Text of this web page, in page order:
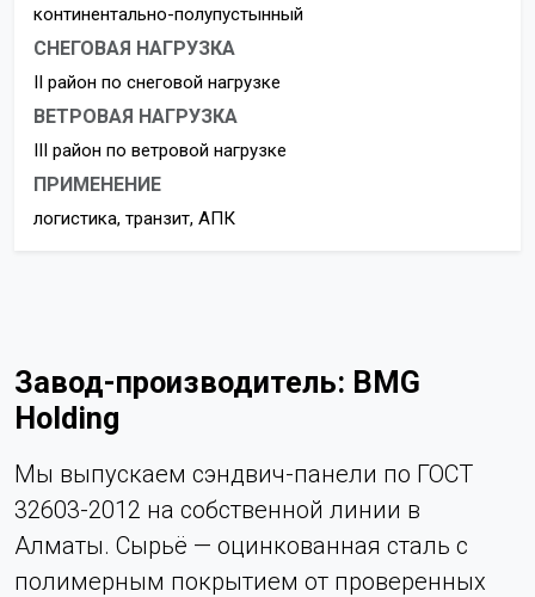
континентально-полупустынный
СНЕГОВАЯ НАГРУЗКА
II район по снеговой нагрузке
ВЕТРОВАЯ НАГРУЗКА
III район по ветровой нагрузке
ПРИМЕНЕНИЕ
логистика, транзит, АПК
Завод-производитель: BMG
Holding
Мы выпускаем сэндвич-панели по ГОСТ
32603-2012 на собственной линии в
Алматы. Сырьё — оцинкованная сталь с
полимерным покрытием от проверенных